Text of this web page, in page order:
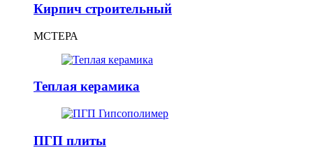
Кирпич строительный
МСТЕРА
Теплая керамика
ПГП плиты